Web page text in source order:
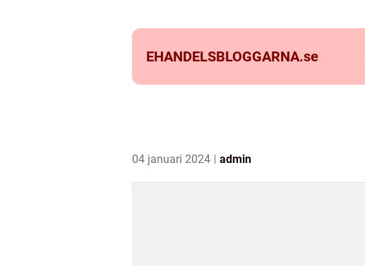
EHANDELSBLOGGARNA.se
04 januari 2024 admin